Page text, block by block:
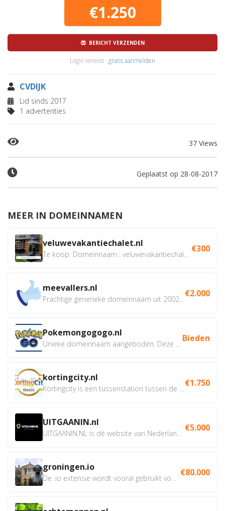
€1.250
BERICHT VERZENDEN
Login vereist · gratis aanmelden
CVDIJK
Lid sinds 2017
1 advertenties
37 Views
Geplaatst op 28-08-2017
MEER IN DOMEINNAMEN
veluwevakantiechalet.nl €300
meevallers.nl €2.000
Pokemongogogo.nl Bieden
kortingcity.nl €1.750
UITGAANIN.nl €5.000
groningen.io €80.000